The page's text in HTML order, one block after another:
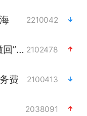
2210042
微信又有新功能，你可以“撤回”你的撤回了！ 2102478
费 2100413
2038091